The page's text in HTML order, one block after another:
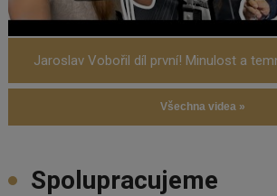
Jaroslav Vobořil díl první! Minulost a
Všechna videa »
Spolupracujeme